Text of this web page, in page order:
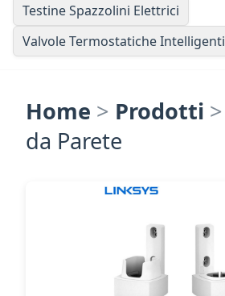
Testine Spazzolini Elettrici
Valvole Termostatiche Intelligenti
Home > Prodotti >
da Parete